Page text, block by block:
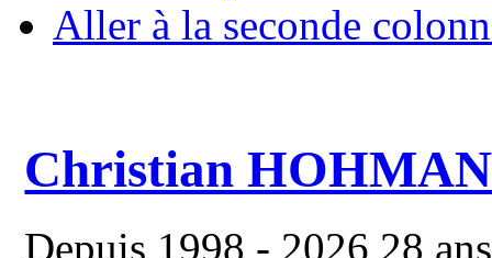
Aller à la seconde
Christian
Depuis 1998 - 2026 28